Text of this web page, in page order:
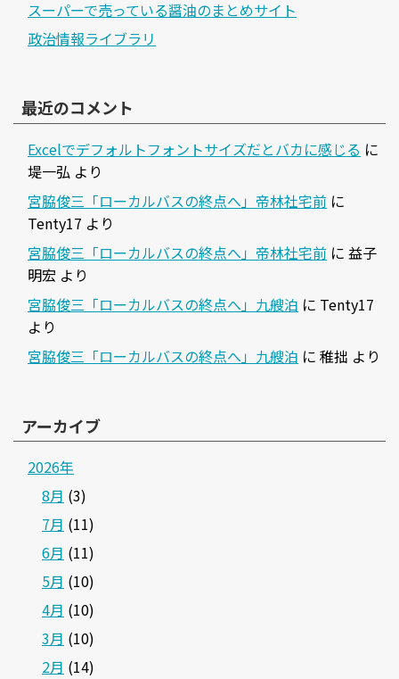
スーパーで売っている醤油のまとめサイト
政治情報ライブラリ
最近のコメント
Excelでデフォルトフォントサイズだとバカに感じる に
堤一弘 より
宮脇俊三「ローカルバスの終点へ」帝林社宅前 に
Tenty17 より
宮脇俊三「ローカルバスの終点へ」帝林社宅前 に 益子
明宏 より
宮脇俊三「ローカルバスの終点へ」九艘泊 に Tenty17
より
宮脇俊三「ローカルバスの終点へ」九艘泊 に 稚拙 より
アーカイブ
2026年
8月 (3)
7月 (11)
6月 (11)
5月 (10)
4月 (10)
3月 (10)
2月 (14)